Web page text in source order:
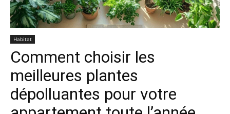
Habitat
Comment choisir les
meilleures plantes
dépolluantes pour votre